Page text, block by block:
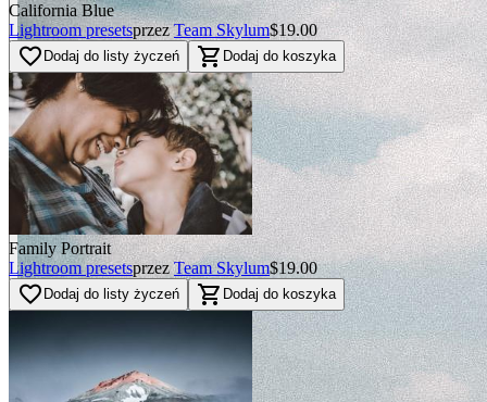
BEFORE
arrow_back_ios
arrow_forward_ios
AFTER
California Blue
Lightroom presetsprzez Team Skylum$19.00
favorite_border Dodaj do listy życzeń shopping_cart Dodaj do koszyka
Family Portrait
Lightroom presetsprzez Team Skylum$19.00
favorite_border Dodaj do listy życzeń shopping_cart Dodaj do koszyka